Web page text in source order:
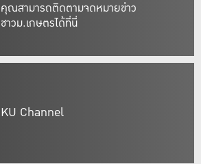
คุณสามารถติดตามจดหมายข่าว
ชาวม.เกษตรได้ที่นี่
KU Channel